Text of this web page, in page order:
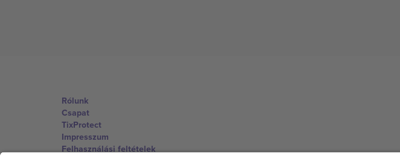
Rólunk
Csapat
TixProtect
Impresszum
Felhasználási feltételek